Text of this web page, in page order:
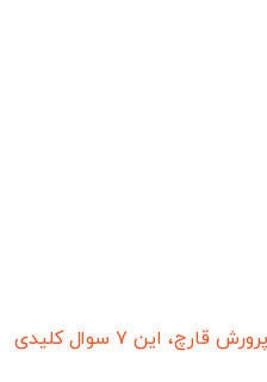
قبل از خرید کمپوست و تجهیزات پرورش قارچ، این ۷ سوال کلیدی